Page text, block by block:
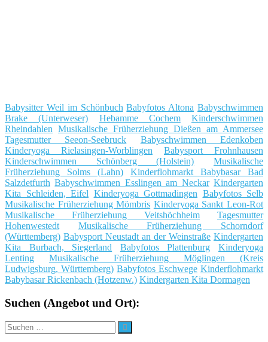
Babysitter Weil im Schönbuch Babyfotos Altona Babyschwimmen
Brake (Unterweser)
Hebamme Cochem
Kinderschwimmen
Rheindahlen Musikalische Früherziehung Dießen am Ammersee
Tagesmutter Seeon-Seebruck
Babyschwimmen Edenkoben
Kinderyoga Rielasingen-Worblingen
Babysport Frohnhausen
Kinderschwimmen Schönberg (Holstein)
Musikalische
Früherziehung Solms (Lahn)
Kinderflohmarkt Babybasar Bad
Salzdetfurth Babyschwimmen Esslingen am Neckar Kindergarten
Kita Schleiden, Eifel Kinderyoga Gottmadingen Babyfotos Selb
Musikalische Früherziehung Mömbris Kinderyoga Sankt Leon-Rot
Musikalische Früherziehung Veitshöchheim
Tagesmutter
Hohenwestedt
Musikalische Früherziehung Schorndorf
(Württemberg) Babysport Neustadt an der Weinstraße Kindergarten
Kita Burbach, Siegerland
Babyfotos Plattenburg
Kinderyoga
Lenting
Musikalische Früherziehung Möglingen (Kreis
Ludwigsburg, Württemberg) Babyfotos Eschwege Kinderflohmarkt
Babybasar Rickenbach (Hotzenw.) Kindergarten Kita Dormagen
Suchen (Angebot und Ort):
Suche
nach:
Suchen